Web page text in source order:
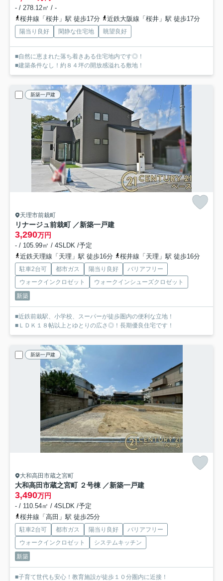
- / 278.12㎡ / -
桜井線「桜井」駅 徒歩17分
近鉄大阪線「桜井」駅 徒歩17分
陽当り良好 閑静な住宅地 眺望良好
■自然に恵まれた落ち着きある住宅地内です◎！
■建築条件なし！約８４坪の開放感溢れる敷地！
新築一戸建
天理市前栽町
リナージュ前栽町 ／新築一戸建
3,290万円
- / 105.99㎡ / 4SLDK /予定
近鉄天理線「天理」駅 徒歩16分
桜井線「天理」駅 徒歩16分
駐車2台可 都市ガス 陽当り良好
バリアフリー
ウォークインクロゼット
ウォークインシューズクロゼット
新築
■近鉄前栽駅、小学校、スーパーが徒歩圏内の便利な立地！
■ＬＤＫ１８帖以上とゆとりの広さ◎！長期優良住宅です！
新築一戸建
大和高田市蔵之宮町
大和高田市蔵之宮町 ２号棟 ／新築一戸建
3,490万円
- / 110.54㎡ / 4SLDK /予定
桜井線「高田」駅 徒歩25分
駐車2台可 都市ガス 陽当り良好
バリアフリー
ウォークインクロゼット
システムキッチン
新築
■子育て世代も安心！教育施設が徒歩１０分圏内に近接！